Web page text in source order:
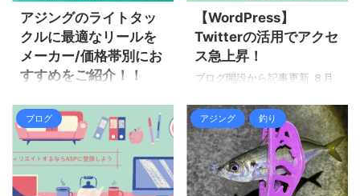
すよね。全く関係のない人物
や物をアイコンにするのもイ
マイチですし、ずっと家族で
描いてもらった似顔絵の写真
をアここなら出ていました。
何年も経ったし、そろそろア
イコンを変更しようと自分の
写真をアニメ化するアプリを
使ってみましたが、ほぼ本人
って分かる感じでした。正直
た事有るけどあまり馴染みは
無いです。でもボタンが有る
んだからユーザー登録して、
ブログも登録すれば良いのだ
ログアクセスアップ」で登録
した様な気もする。 はてなブ
ックマークとは？ はてなブッ
クマークは、オンライン ...
アジングのライトタッ
クルに最適なリールを
メーカー/価格帯別にお
すすめをご紹介！！
て２記事に渡り語ってきまし
た。まだ観てない方は是非ご
覧下さい。アジングの楽しさ
が分かると思います。
https://zaltz.blog/aging-is-
【WordPress】
Twitterの活用でアクセ
ス急上昇！
ブログ開設から記事更新 ８月
開設して、最初の１週間は初
期設定に追われ記事を書くど
ころではありませんでした。
しかしWordPressで設定を完
璧にしようと思うとキリが無
ブログ アジング 釣り